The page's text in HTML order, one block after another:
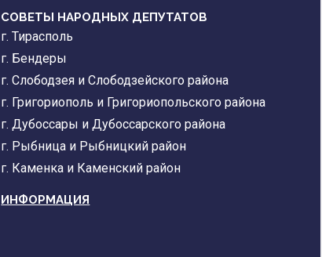
СОВЕТЫ НАРОДНЫХ ДЕПУТАТОВ
г. Тирасполь
г. Бендеры
г. Слободзея и Слободзейского района
г. Григориополь и Григориопольского района
г. Дубоссары и Дубоссарского района
г. Рыбница и Рыбницкий район
г. Каменка и Каменский район
ИНФОРМАЦИЯ